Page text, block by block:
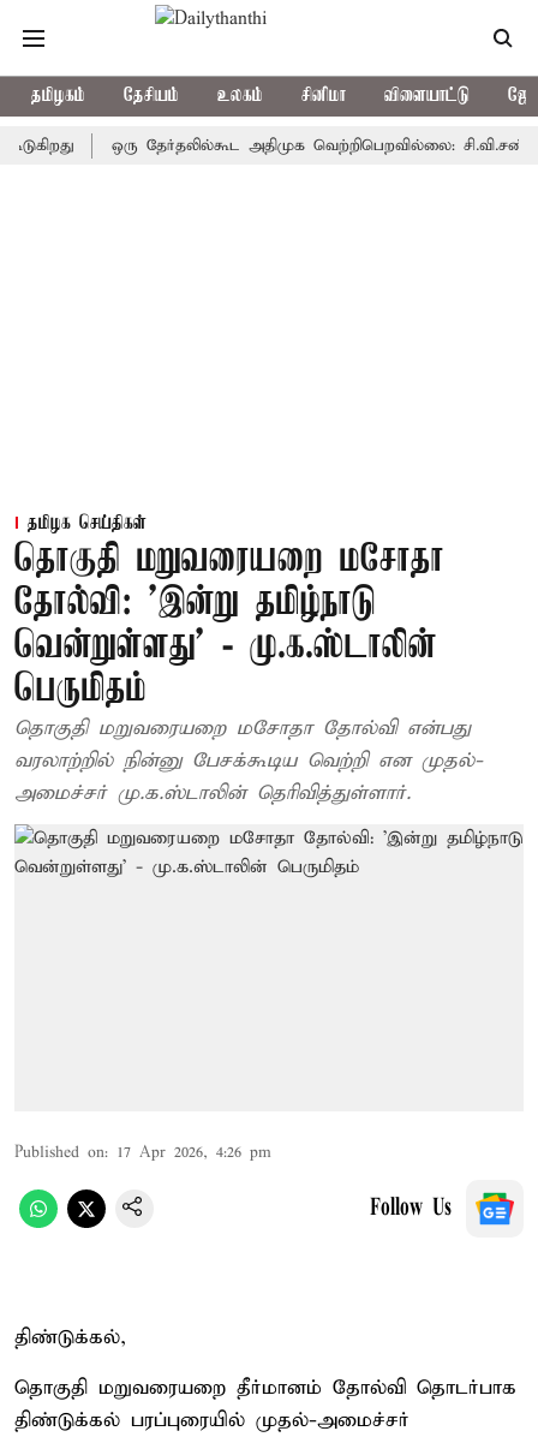
தமிழகம் தேசியம் உலகம் சினிமா விளையாட்டு
ஒரு தேர்தலில்கூட அதிமுக வெற்றிபெறவில்லை: சி.வி.சண்முகம்
தமிழக செய்திகள்
தொகுதி மறுவரையறை மசோதா
தோல்வி: ’இன்று தமிழ்நாடு
வென்றுள்ளது’ - மு.க.ஸ்டாலின்
பெருமிதம்
தொகுதி மறுவரையறை மசோதா தோல்வி என்பது
வரலாற்றில் நின்னு பேசக்கூடிய வெற்றி என முதல்-
அமைச்சர் மு.க.ஸ்டாலின் தெரிவித்துள்ளார்.
Published on: 17 Apr 2026, 4:26 pm
Follow Us
திண்டுக்கல்,
தொகுதி மறுவரையறை தீர்மானம் தோல்வி தொடர்பாக
திண்டுக்கல் பரப்புரையில் முதல்-அமைச்சர்